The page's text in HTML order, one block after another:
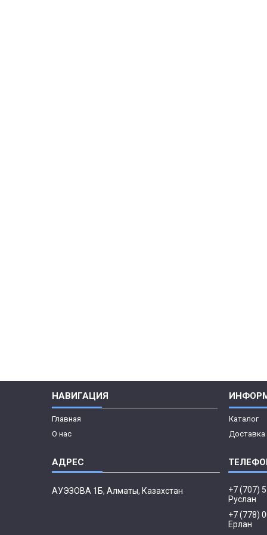
НАВИГАЦИЯ
Главная
О нас
Каталог
Доставка
АУЭЗОВА 1Б, Алматы, Казахстан
+7 (707)
Руслан
+7 (778)
Ерлан